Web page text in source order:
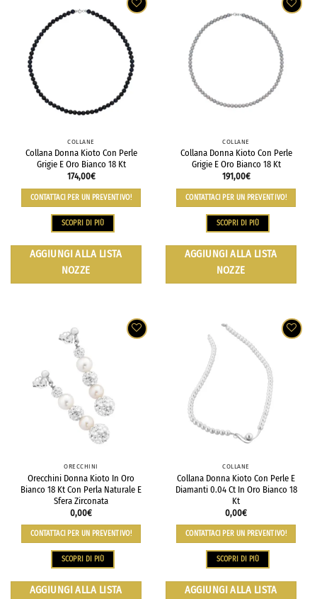
COLLANE
Collana Donna Kioto Con Perle
Grigie E Oro Bianco 18 Kt
174,00€
CONTATTACI PER UN PREVENTIVO!
SCOPRI DI PIÙ
AGGIUNGI ALLA LISTA
NOZZE
COLLANE
Collana Donna Kioto Con Perle
Grigie E Oro Bianco 18 Kt
191,00€
CONTATTACI PER UN PREVENTIVO!
SCOPRI DI PIÙ
AGGIUNGI ALLA LISTA
NOZZE
ORECCHINI
Orecchini Donna Kioto In Oro
Bianco 18 Kt Con Perla Naturale E
Sfera Zirconata
0,00€
CONTATTACI PER UN PREVENTIVO!
SCOPRI DI PIÙ
AGGIUNGI ALLA LISTA
COLLANE
Collana Donna Kioto Con Perle E
Diamanti 0.04 Ct In Oro Bianco 18
Kt
0,00€
CONTATTACI PER UN PREVENTIVO!
SCOPRI DI PIÙ
AGGIUNGI ALLA LISTA